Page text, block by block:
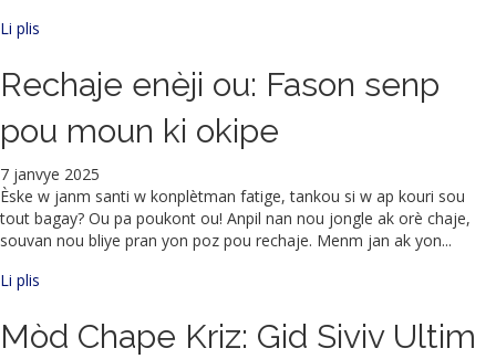
Li plis
Rechaje enèji ou: Fason senp
pou moun ki okipe
7 janvye 2025
Èske w janm santi w konplètman fatige, tankou si w ap kouri sou
tout bagay? Ou pa poukont ou! Anpil nan nou jongle ak orè chaje,
souvan nou bliye pran yon poz pou rechaje. Menm jan ak yon...
Li plis
Mòd Chape Kriz: Gid Siviv Ultim